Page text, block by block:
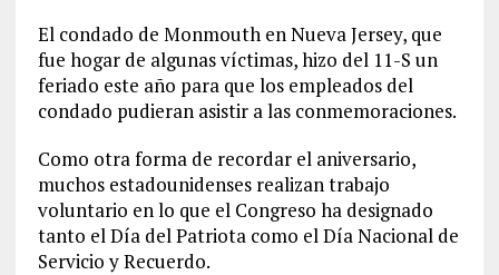
El condado de Monmouth en Nueva Jersey, que
fue hogar de algunas víctimas, hizo del 11-S un
feriado este año para que los empleados del
condado pudieran asistir a las conmemoraciones.
Como otra forma de recordar el aniversario,
muchos estadounidenses realizan trabajo
voluntario en lo que el Congreso ha designado
tanto el Día del Patriota como el Día Nacional de
Servicio y Recuerdo.